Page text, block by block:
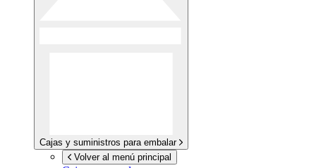
Cajas y suministros para embalar
Volver al menú principal